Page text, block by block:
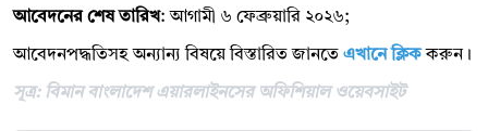
আবেদনের শেষ তারিখ: আগামী ৬ ফেব্রুয়ারি ২০২৬;
আবেদনপদ্ধতিসহ অন্যান্য বিষয়ে বিস্তারিত জানতে এখানে ক্লিককরুন।
সূত্র: বিমান বাংলাদেশ এয়ারলাইনসের অফিশিয়াল ওয়েবসাইট